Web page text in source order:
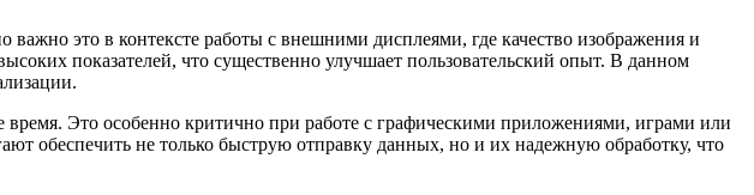
это в контексте работы с внешними дисплеями, где качество изображения и
показателей, что существенно улучшает пользовательский опыт. В данном
время. Это особенно критично при работе с графическими приложениями, играми или
обеспечить не только быструю отправку данных, но и их надежную обработку, что